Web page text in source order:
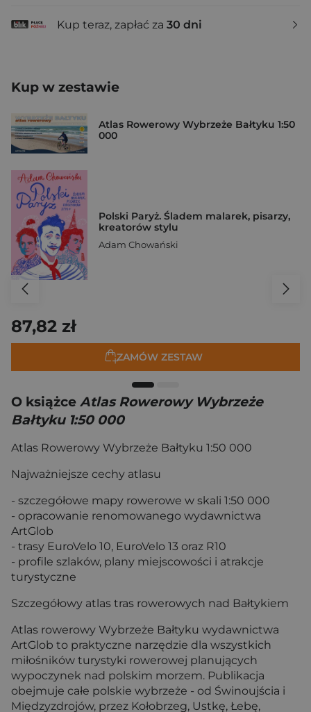
Kup teraz, zapłać za 30 dni
Kup w zestawie
Atlas Rowerowy Wybrzeże Bałtyku 1:50
000
Polski Paryż. Śladem malarek, pisarzy,
kreatorów stylu
Adam Chowański
87,82 zł
ZAMÓW ZESTAW
O książce Atlas Rowerowy Wybrzeże
Bałtyku 1:50 000
Atlas Rowerowy Wybrzeże Bałtyku 1:50 000
Najważniejsze cechy atlasu
- szczegółowe mapy rowerowe w skali 1:50 000
- opracowanie renomowanego wydawnictwa
ArtGlob
- trasy EuroVelo 10, EuroVelo 13 oraz R10
- profile szlaków, plany miejscowości i atrakcje
turystyczne
Szczegółowy atlas tras rowerowych nad Bałtykiem
Atlas rowerowy Wybrzeże Bałtyku wydawnictwa
ArtGlob to praktyczne narzędzie dla wszystkich
miłośników turystyki rowerowej planujących
wypoczynek nad polskim morzem. Publikacja
obejmuje całe polskie wybrzeże - od Świnoujścia i
Międzyzdrojów, przez Kołobrzeg, Ustkę, Łebę,